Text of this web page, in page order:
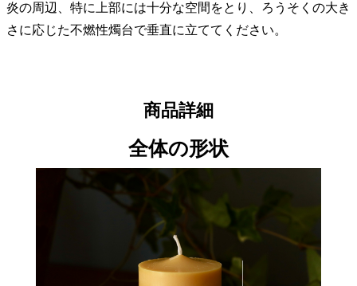
炎の周辺、特に上部には十分な空間をとり、ろうそくの大き
さに応じた不燃性燭台で垂直に立ててください。
商品詳細
全体の形状